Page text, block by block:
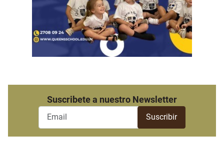
Suscribete a nuestro Newsletter